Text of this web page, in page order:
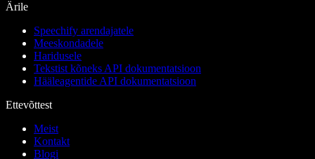
Ärile
Speechify arendajatele
Meeskondadele
Haridusele
Tekstist kõneks API dokumentatsioon
Hääleagentide API dokumentatsioon
Ettevõttest
Meist
Kontakt
Blogi